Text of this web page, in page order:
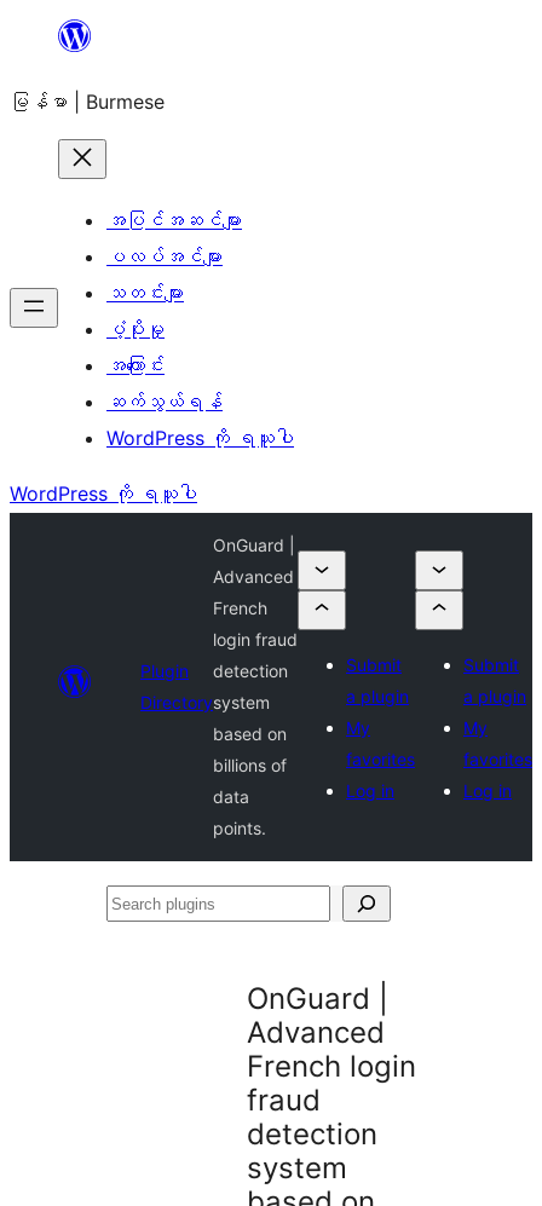
အကြောင်းအရာ
ကျော်သွား
မြန်မာ | Burmese
အပြင်အဆင်များ
ပလပ်အင်များ
သတင်းများ
ပံ့ပိုးမှု
အကြောင်း
ဆက်သွယ်ရန်
WordPress ကို ရယူပါ
WordPress ကို ရယူပါ
Plugin
Directory
OnGuard |
Advanced
French
login fraud
detection
system
based on
billions of
data
points.
Submit
a plugin
My
favorites
Log in
Submit
a plugin
My
favorites
Log in
Search
OnGuard |
Advanced
French login
fraud
detection
system